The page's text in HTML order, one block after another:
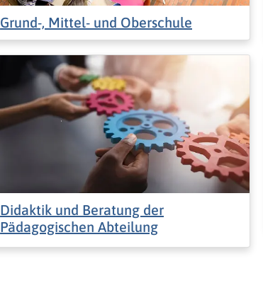
Grund-, Mittel- und Oberschule
Didaktik und Beratung der
Pädagogischen Abteilung